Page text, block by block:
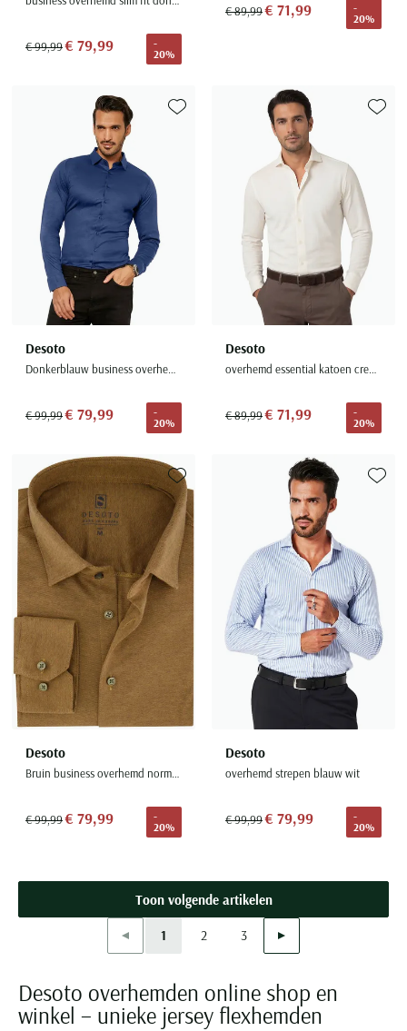
€ 99,99€ 79,99
-
20%
€ 89,99€ 71,99
-
20%
Desoto
Donkerblauw business overhemd slim fit effen katoen
€ 99,99€ 79,99
-
20%
Toevoegen aan favorieten
Desoto
overhemd essential katoen creme
€ 89,99€ 71,99
-
20%
Desoto
Bruin business overhemd normale fit effen katoen
€ 99,99€ 79,99
-
20%
Toevoegen aan favorieten
Desoto
overhemd strepen blauw wit
€ 99,99€ 79,99
-
20%
Toon volgende artikelen
Vorige
1 2
Page
3 Volgende
Desoto overhemden online shop en
winkel – unieke jersey flexhemden